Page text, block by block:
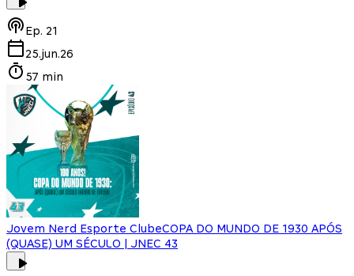
Ep. 21
25.jun.26
57 min
Jovem Nerd Esporte ClubeCOPA DO MUNDO DE 1930 APÓS
(QUASE) UM SÉCULO | JNEC 43